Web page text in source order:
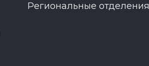
Региональные отделения